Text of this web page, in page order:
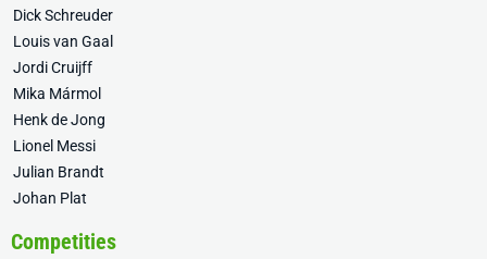
Dick Schreuder
Louis van Gaal
Jordi Cruijff
Mika Mármol
Henk de Jong
Lionel Messi
Julian Brandt
Johan Plat
Competities